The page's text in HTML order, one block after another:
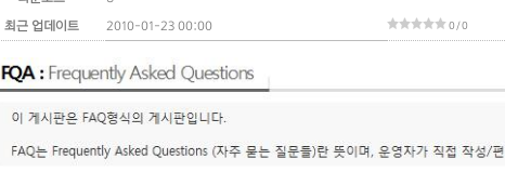
최근 업데이트
2010-01-23 00:00 0 / 0